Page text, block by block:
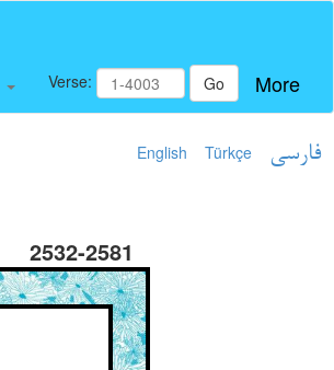
Verse: Go More
English Türkçe فارسی
2532-2581